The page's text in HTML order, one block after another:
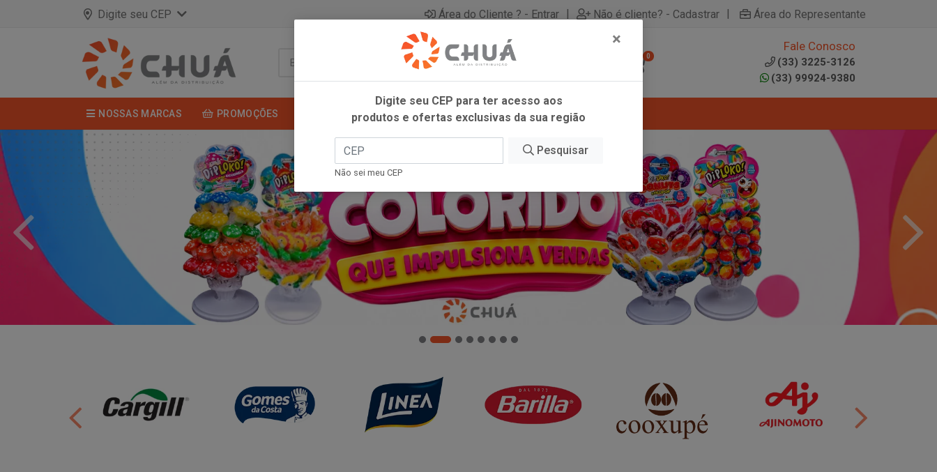
Digite seu CEP Área do Cliente ? - Entrar | Não é cliente? - Cadastrar | Área do Representante
0
Fale Conosco
(33) 3225-3126
(33) 99924-9380
NOSSAS MARCAS PROMOÇÕES
×
Digite seu CEP para ter acesso aos
produtos e ofertas exclusivas da sua região
Pesquisar
Não sei meu CEP